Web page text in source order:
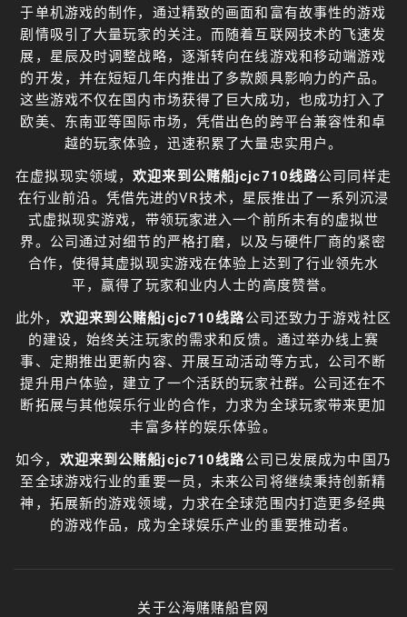
于单机游戏的制作，通过精致的画面和富有故事性的游戏
剧情吸引了大量玩家的关注。而随着互联网技术的飞速发
展，星辰及时调整战略，逐渐转向在线游戏和移动端游戏
的开发，并在短短几年内推出了多款颇具影响力的产品。
这些游戏不仅在国内市场获得了巨大成功，也成功打入了
欧美、东南亚等国际市场，凭借出色的跨平台兼容性和卓
越的玩家体验，迅速积累了大量忠实用户。
在虚拟现实领域，欢迎来到公赌船jcjc710线路公司同样走
在行业前沿。凭借先进的VR技术，星辰推出了一系列沉浸
式虚拟现实游戏，带领玩家进入一个前所未有的虚拟世
界。公司通过对细节的严格打磨，以及与硬件厂商的紧密
合作，使得其虚拟现实游戏在体验上达到了行业领先水
平，赢得了玩家和业内人士的高度赞誉。
此外， 欢迎来到公赌船jcjc710线路公司还致力于游戏社区
的建设，始终关注玩家的需求和反馈。通过举办线上赛
事、定期推出更新内容、开展互动活动等方式，公司不断
提升用户体验，建立了一个活跃的玩家社群。公司还在不
断拓展与其他娱乐行业的合作，力求为全球玩家带来更加
丰富多样的娱乐体验。
如今， 欢迎来到公赌船jcjc710线路公司已发展成为中国乃
至全球游戏行业的重要一员，未来公司将继续秉持创新精
神，拓展新的游戏领域，力求在全球范围内打造更多经典
的游戏作品，成为全球娱乐产业的重要推动者。
关于公海赌赌船官网